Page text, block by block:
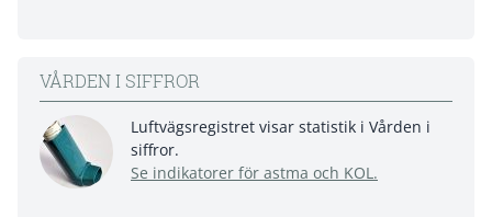
VÅRDEN I SIFFROR
Luftvägsregistret visar statistik i Vården i
siffror.
Se indikatorer för astma och KOL.